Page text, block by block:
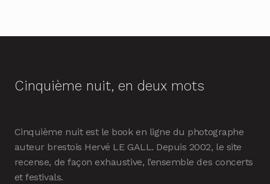
Cinquième nuit, en deux mots
Cinquième nuit est le book en ligne du photographe
auteur brestois Hervé LE GALL. Depuis 2002, le site
recense, de façon exhaustive, l’ensemble des concerts
et festivals.